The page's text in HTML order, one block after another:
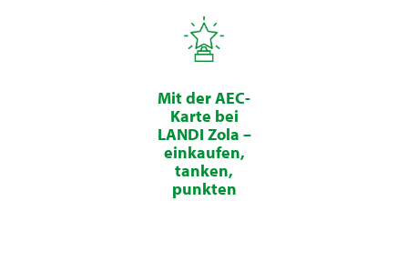
Mit der AEC-
Karte bei
LANDI Zola –
einkaufen,
tanken,
punkten